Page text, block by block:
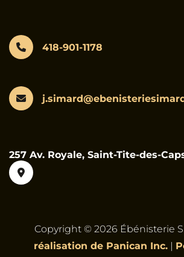
418-901-1178
257 Av. Royale, Saint-Tite-des-
Copyright © 2026 Ébénisterie
réalisation de Panican Inc.|